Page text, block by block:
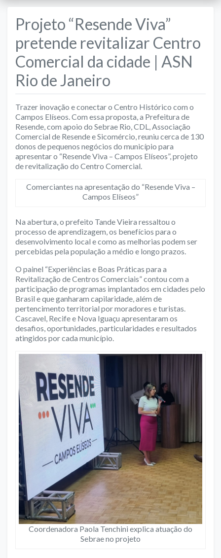
Projeto “Resende Viva”
pretende revitalizar Centro
Comercial da cidade | ASN
Rio de Janeiro
Trazer inovação e conectar o Centro Histórico com o
Campos Elíseos. Com essa proposta, a Prefeitura de
Resende, com apoio do Sebrae Rio, CDL, Associação
Comercial de Resende e Sicomércio, reuniu cerca de 130
donos de pequenos negócios do município para
apresentar o “Resende Viva – Campos Elíseos”, projeto
de revitalização do Centro Comercial.
Comerciantes na apresentação do “Resende Viva –
Campos Elíseos”
Na abertura, o prefeito Tande Vieira ressaltou o
processo de aprendizagem, os benefícios para o
desenvolvimento local e como as melhorias podem ser
percebidas pela população a médio e longo prazos.
O painel “Experiências e Boas Práticas para a
Revitalização de Centros Comerciais” contou com a
participação de programas implantados em cidades pelo
Brasil e que ganharam capilaridade, além de
pertencimento territorial por moradores e turistas.
Cascavel, Recife e Nova Iguaçu apresentaram os
desafios, oportunidades, particularidades e resultados
atingidos por cada município.
Coordenadora Paola Tenchini explica atuação do
Sebrae no projeto